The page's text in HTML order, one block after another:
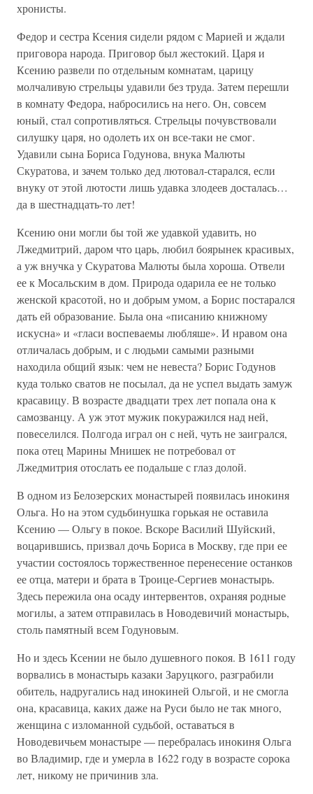
хронисты.
Федор и сестра Ксения сидели рядом с Марией и ждали
приговора народа. Приговор был жестокий. Царя и
Ксению развели по отдельным комнатам, царицу
молчаливую стрельцы удавили без труда. Затем перешли
в комнату Федора, набросились на него. Он, совсем
юный, стал сопротивляться. Стрельцы почувствовали
силушку царя, но одолеть их он все-таки не смог.
Удавили сына Бориса Годунова, внука Малюты
Скуратова, и зачем только дед лютовал-старался, если
внуку от этой лютости лишь удавка злодеев досталась…
да в шестнадцать-то лет!
Ксению они могли бы той же удавкой удавить, но
Лжедмитрий, даром что царь, любил боярынек красивых,
а уж внучка у Скуратова Малюты была хороша. Отвели
ее к Мосальским в дом. Природа одарила ее не только
женской красотой, но и добрым умом, а Борис постарался
дать ей образование. Была она «писанию книжному
искусна» и «гласи воспеваемы любляше». И нравом она
отличалась добрым, и с людьми самыми разными
находила общий язык: чем не невеста? Борис Годунов
куда только сватов не посылал, да не успел выдать замуж
красавицу. В возрасте двадцати трех лет попала она к
самозванцу. А уж этот мужик покуражился над ней,
повеселился. Полгода играл он с ней, чуть не заигрался,
пока отец Марины Мнишек не потребовал от
Лжедмитрия отослать ее подальше с глаз долой.
В одном из Белозерских монастырей появилась инокиня
Ольга. Но на этом судьбинушка горькая не оставила
Ксению — Ольгу в покое. Вскоре Василий Шуйский,
воцарившись, призвал дочь Бориса в Москву, где при ее
участии состоялось торжественное перенесение останков
ее отца, матери и брата в Троице-Сергиев монастырь.
Здесь пережила она осаду интервентов, охраняя родные
могилы, а затем отправилась в Новодевичий монастырь,
столь памятный всем Годуновым.
Но и здесь Ксении не было душевного покоя. В 1611 году
ворвались в монастырь казаки Заруцкого, разграбили
обитель, надругались над инокиней Ольгой, и не смогла
она, красавица, каких даже на Руси было не так много,
женщина с изломанной судьбой, оставаться в
Новодевичьем монастыре — перебралась инокиня Ольга
во Владимир, где и умерла в 1622 году в возрасте сорока
лет, никому не причинив зла.